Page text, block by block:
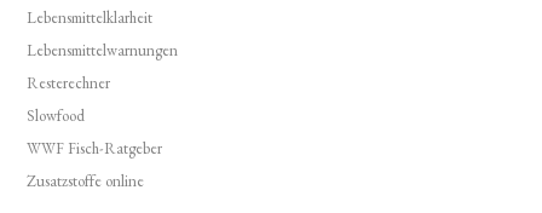
Lebensmittelklarheit
Lebensmittelwarnungen
Resterechner
Slowfood
WWF Fisch-Ratgeber
Zusatzstoffe online